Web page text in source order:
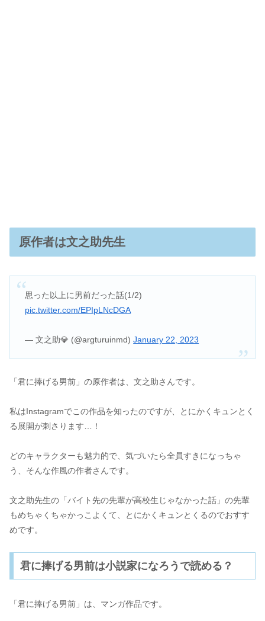
原作者は文之助先生
思った以上に男前だった話(1/2)
pic.twitter.com/EPIpLNcDGA
— 文之助💎 (@argturuinmd)January 22, 2023
「君に捧げる男前」の原作者は、文之助さんです。
私はInstagramでこの作品を知ったのですが、とにかくキュンとく
る展開が刺さります…！
どのキャラクターも魅力的で、気づいたら全員すきになっちゃ
う、そんな作風の作者さんです。
文之助先生の「バイト先の先輩が高校生じゃなかった話」の先輩
もめちゃくちゃかっこよくて、とにかくキュンとくるのでおすす
めです。
君に捧げる男前は小説家になろうで読める？
「君に捧げる男前」は、マンガ作品です。